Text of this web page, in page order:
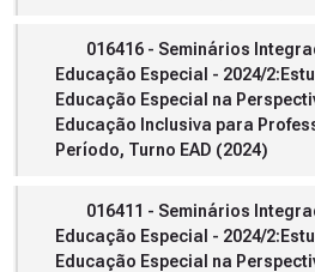
016416 - Seminários
Educação Especial - 2024/
Educação Especial na
Educação Inclusiva para
Período, Turno EAD (2024)
016411 - Seminários
Educação Especial - 2024/
Educação Especial na